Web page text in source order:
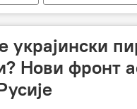
Станић
украјински
Нови фронт